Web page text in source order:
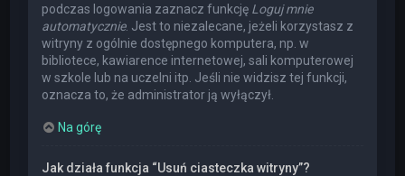
podczas logowania zaznacz funkcję Loguj mnie
automatycznie. Jest to niezalecane, jeżeli korzystasz z
witryny z ogólnie dostępnego komputera, np. w
bibliotece, kawiarence internetowej, sali komputerowej
w szkole lub na uczelni itp. Jeśli nie widzisz tej funkcji,
oznacza to, że administrator ją wyłączył.
Na górę
Jak działa funkcja “Usuń ciasteczka witryny”?